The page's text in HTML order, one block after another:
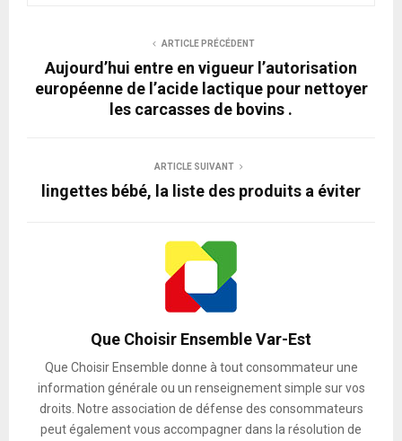
ARTICLE PRÉCÉDENT
Aujourd’hui entre en vigueur l’autorisation
européenne de l’acide lactique pour nettoyer
les carcasses de bovins .
ARTICLE SUIVANT
lingettes bébé, la liste des produits a éviter
Que Choisir Ensemble Var-Est
Que Choisir Ensemble donne à tout consommateur une
information générale ou un renseignement simple sur vos
droits. Notre association de défense des consommateurs
peut également vous accompagner dans la résolution de